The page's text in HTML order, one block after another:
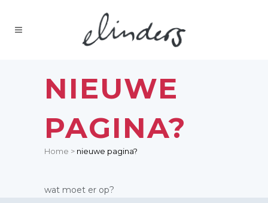
NIEUWE
PAGINA?
Home > nieuwe pagina?
wat moet er op?